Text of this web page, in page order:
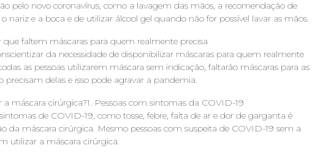
pelo novo coronavírus, como a lavagem das mãos, a recomendação de
nariz e a boca e de utilizar álcool gel quando não for possível lavar as mãos.
que faltem máscaras para quem realmente precisa
da necessidade de disponibilizar máscaras para quem realmente
as pessoas utilizarem máscara sem indicação, faltarão máscaras para as
precisam delas e isso pode agravar a pandemia.
máscara cirúrgica?1. Pessoas com sintomas da COVID-19
de COVID-19, como tosse, febre, falta de ar e dor de garganta é
da máscara cirúrgica. Mesmo pessoas com suspeita de COVID-19 sem a
utilizar a máscara cirúrgica.